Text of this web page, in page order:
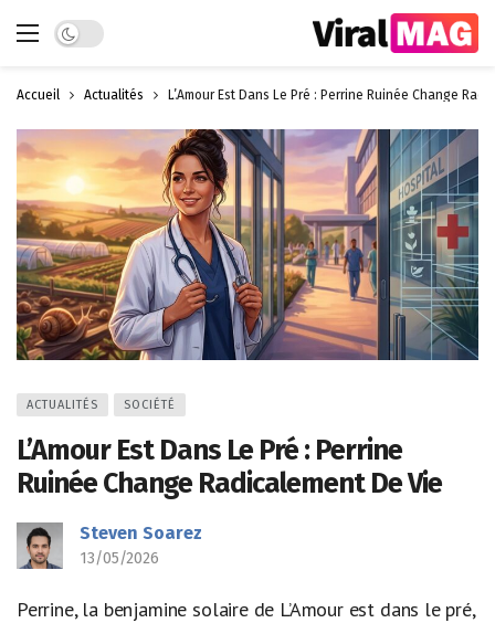
Dark mode
Accueil Actualités L’Amour Est Dans Le Pré : Perrine Ruinée Change
ACTUALITÉS SOCIÉTÉ
L’Amour Est Dans Le Pré : Perrine
Ruinée Change Radicalement De Vie
Steven Soarez
13/05/2026
Perrine, la benjamine solaire de L’Amour est dans le pré,